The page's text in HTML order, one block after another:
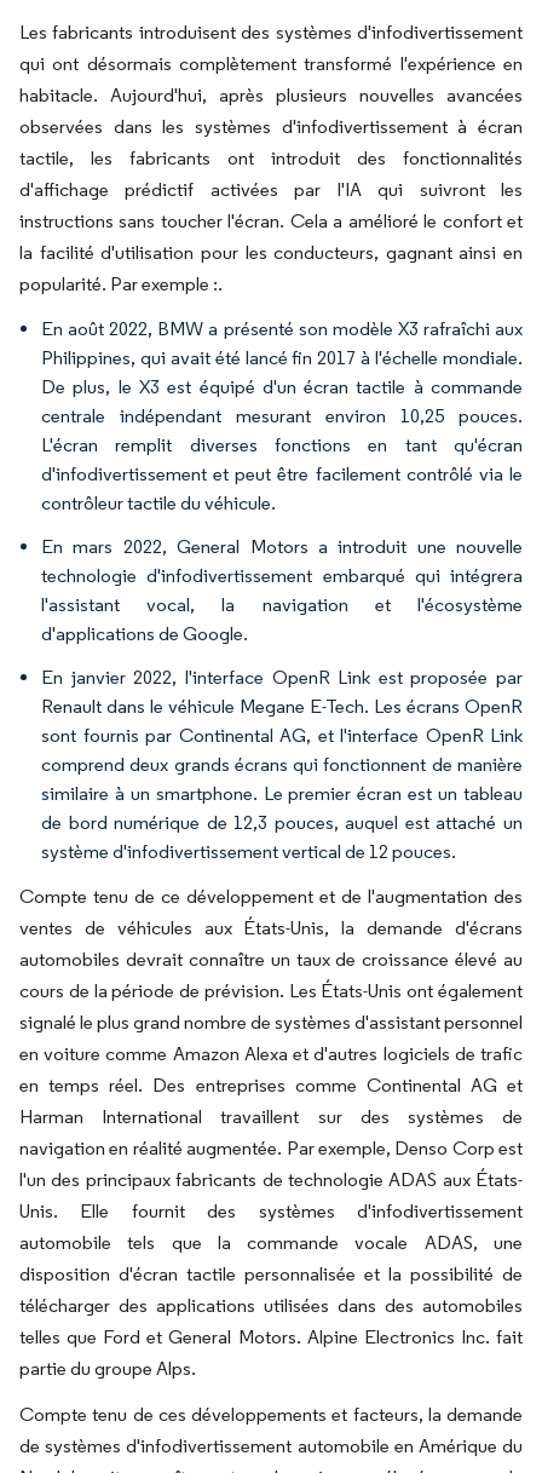
Les fabricants introduisent des systèmes d'infodivertissement
qui ont désormais complètement transformé l'expérience en
habitacle. Aujourd'hui, après plusieurs nouvelles avancées
observées dans les systèmes d'infodivertissement à écran
tactile, les fabricants ont introduit des fonctionnalités
d'affichage prédictif activées par l'IA qui suivront les
instructions sans toucher l'écran. Cela a amélioré le confort et
la facilité d'utilisation pour les conducteurs, gagnant ainsi en
popularité. Par exemple :.
En août 2022, BMW a présenté son modèle X3 rafraîchi aux
Philippines, qui avait été lancé fin 2017 à l'échelle mondiale.
De plus, le X3 est équipé d'un écran tactile à commande
centrale indépendant mesurant environ 10,25 pouces.
L'écran remplit diverses fonctions en tant qu'écran
d'infodivertissement et peut être facilement contrôlé via le
contrôleur tactile du véhicule.
En mars 2022, General Motors a introduit une nouvelle
technologie d'infodivertissement embarqué qui intégrera
l'assistant vocal, la navigation et l'écosystème
d'applications de Google.
En janvier 2022, l'interface OpenR Link est proposée par
Renault dans le véhicule Megane E-Tech. Les écrans OpenR
sont fournis par Continental AG, et l'interface OpenR Link
comprend deux grands écrans qui fonctionnent de manière
similaire à un smartphone. Le premier écran est un tableau
de bord numérique de 12,3 pouces, auquel est attaché un
système d'infodivertissement vertical de 12 pouces.
Compte tenu de ce développement et de l'augmentation des
ventes de véhicules aux États-Unis, la demande d'écrans
automobiles devrait connaître un taux de croissance élevé au
cours de la période de prévision. Les États-Unis ont également
signalé le plus grand nombre de systèmes d'assistant personnel
en voiture comme Amazon Alexa et d'autres logiciels de trafic
en temps réel. Des entreprises comme Continental AG et
Harman International travaillent sur des systèmes de
navigation en réalité augmentée. Par exemple, Denso Corp est
l'un des principaux fabricants de technologie ADAS aux États-
Unis. Elle fournit des systèmes d'infodivertissement
automobile tels que la commande vocale ADAS, une
disposition d'écran tactile personnalisée et la possibilité de
télécharger des applications utilisées dans des automobiles
telles que Ford et General Motors. Alpine Electronics Inc. fait
partie du groupe Alps.
Compte tenu de ces développements et facteurs, la demande
de systèmes d'infodivertissement automobile en Amérique du